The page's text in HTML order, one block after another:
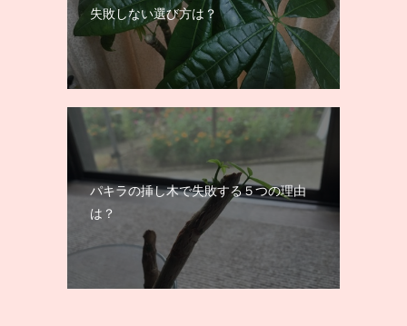
失敗しない選び方は？
パキラの挿し木で失敗する５つの理由
は？